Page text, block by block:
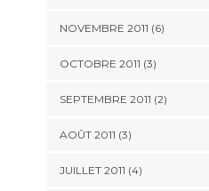
NOVEMBRE 2011 (6)
OCTOBRE 2011 (3)
SEPTEMBRE 2011 (2)
AOÛT 2011 (3)
JUILLET 2011 (4)